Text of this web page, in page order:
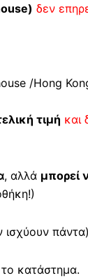
δεν
/Hong
τιμή και
, αλλά μπορεί
πάντα)
κατάστημα.